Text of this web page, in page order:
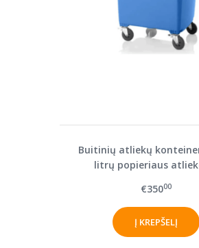
Buitinių atliekų
litrų popieriaus
€35000